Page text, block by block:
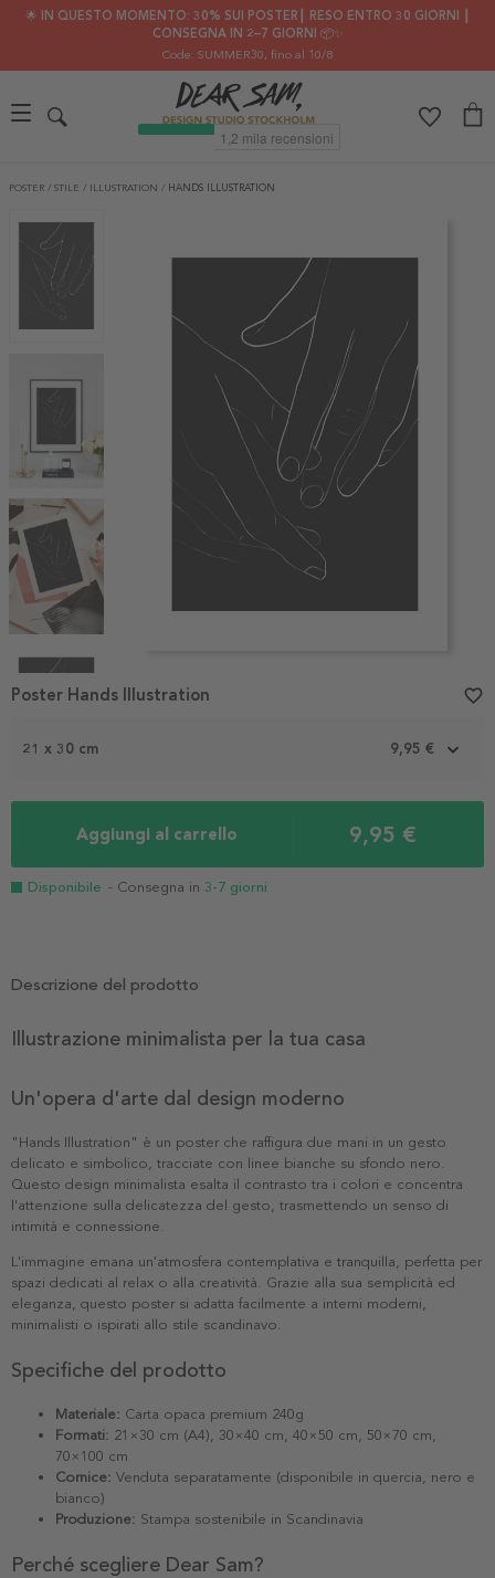
🌟 IN QUESTO MOMENTO: 30% SUI POSTER┃ RESO ENTRO 30 GIORNI ┃
CONSEGNA IN 2–7 GIORNI 📦✨
Code: SUMMER30, fino al 10/8
POSTER / STILE / ILLUSTRATION / HANDS ILLUSTRATION
1
21 x 30 cm 9,95 €
Aggiungi al carrello 9,95 €
Disponibile - Consegna in 3-7 giorni
Poster Hands Illustration favorite_border
Descrizione del prodotto
Illustrazione minimalista per la tua casa
Un'opera d'arte dal design moderno
"Hands Illustration" è un poster che raffigura due mani in un gesto
delicato e simbolico, tracciate con linee bianche su sfondo nero.
Questo design minimalista esalta il contrasto tra i colori e concentra
l'attenzione sulla delicatezza del gesto, trasmettendo un senso di
intimità e connessione.
L'immagine emana un'atmosfera contemplativa e tranquilla, perfetta per
spazi dedicati al relax o alla creatività. Grazie alla sua semplicità ed
eleganza, questo poster si adatta facilmente a interni moderni,
minimalisti o ispirati allo stile scandinavo.
Specifiche del prodotto
Materiale: Carta opaca premium 240g
Formati: 21×30 cm (A4), 30×40 cm, 40×50 cm, 50×70 cm,
70×100 cm
Cornice: Venduta separatamente (disponibile in quercia, nero e
bianco)
Produzione: Stampa sostenibile in Scandinavia
Perché scegliere Dear Sam?